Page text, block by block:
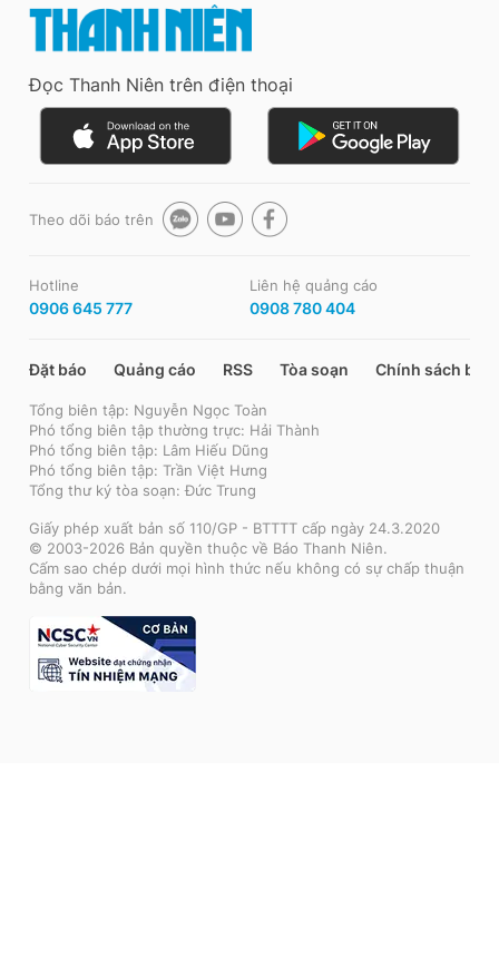
Đọc Thanh Niên trên điện thoại
Theo dõi báo trên
Hotline
0906 645 777
Liên hệ quảng cáo
0908 780 404
Đặt báo Quảng cáo RSS Tòa soạn Chính sách bảo
Tổng biên tập: Nguyễn Ngọc Toàn
Phó tổng biên tập thường trực: Hải Thành
Phó tổng biên tập: Lâm Hiếu Dũng
Phó tổng biên tập: Trần Việt Hưng
Tổng thư ký tòa soạn: Đức Trung
Giấy phép xuất bản số 110/GP - BTTTT cấp ngày 24.3.2020
© 2003-2026 Bản quyền thuộc về Báo Thanh Niên.
Cấm sao chép dưới mọi hình thức nếu không có sự chấp thuận
bằng văn bản.